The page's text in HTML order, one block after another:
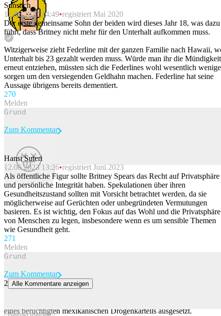
Sunstich
12.06.2023 14:49 registriert Mai 2020
Der erste gemeinsame Sohn der beiden wird dieses Jahr 18, was dazu
führt, dass Britney nicht mehr für den Unterhalt aufkommen muss.
Witzigerweise zieht Federline mit der ganzen Familie nach Hawaii,
Unterhalt bis 23 gezahlt werden muss. Würde man ihr die Mündigkeit
erneut entziehen, müssten sich die Federlines wohl wesentlich
sorgen um den versiegenden Geldhahn machen. Federline hat seine
Aussage übrigens bereits dementiert.
270
Melden
Beitrag melden
Zum Kommentar
Hansi Suteri
12.06.2023 13:26 registriert Juni 2023
Als öffentliche Figur sollte Britney Spears das Recht auf Privatsphäre
und persönliche Integrität haben. Spekulationen über ihren
Gesundheitszustand sollten mit Vorsicht betrachtet werden, da sie
möglicherweise auf Gerüchten oder unbegründeten Vermutungen
basieren. Es ist wichtig, den Fokus auf das Wohl und die Privatsphäre
von Menschen zu legen, insbesondere wenn es um sensible Themen
wie Gesundheit geht.
271
Melden
Zum Kommentar
2 Alle Kommentare anzeigen
eines berüchtigten mexikanischen Drogenkartells ausgesetzt.